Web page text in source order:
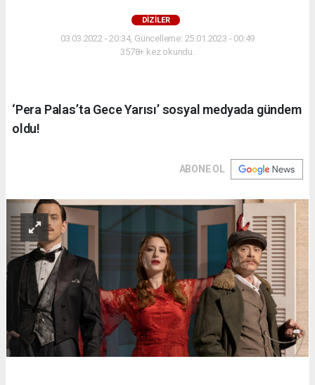
DİZİLER
03.03.2022 - 20:34, Güncelleme: 25.01.2023 - 00:49
3578+ kez okundu.
‘Pera Palas’ta Gece Yarısı’ sosyal medyada gündem
oldu!
ABONE OL